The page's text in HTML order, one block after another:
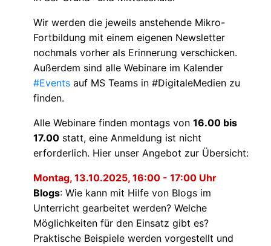
Wir werden die jeweils anstehende Mikro-
Fortbildung mit einem eigenen Newsletter
nochmals vorher als Erinnerung verschicken.
Außerdem sind alle Webinare im Kalender
#Events auf MS Teams in #DigitaleMedien zu
finden.
Alle Webinare finden montags von 16.00 bis
17.00 statt, eine Anmeldung ist nicht
erforderlich. Hier unser Angebot zur Übersicht:
Montag, 13.10.2025, 16:00 - 17:00 Uhr
Blogs: Wie kann mit Hilfe von Blogs im
Unterricht gearbeitet werden? Welche
Möglichkeiten für den Einsatz gibt es?
Praktische Beispiele werden vorgestellt und